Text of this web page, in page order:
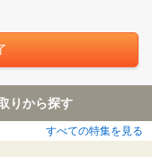
りから探す
すべての特集を見る